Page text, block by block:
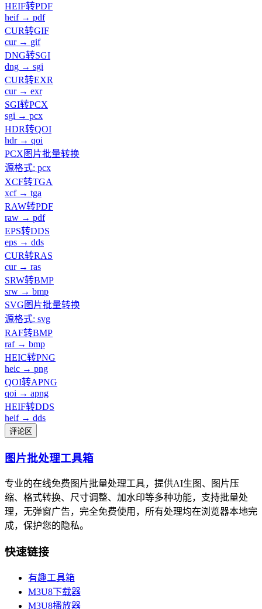
HEIF转PDF
heif → pdf
CUR转GIF
cur → gif
DNG转SGI
dng → sgi
CUR转EXR
cur → exr
SGI转PCX
sgi → pcx
HDR转QOI
hdr → qoi
PCX图片批量转换
源格式: pcx
XCF转TGA
xcf → tga
RAW转PDF
raw → pdf
EPS转DDS
eps → dds
CUR转RAS
cur → ras
SRW转BMP
srw → bmp
SVG图片批量转换
源格式: svg
RAF转BMP
raf → bmp
HEIC转PNG
heic → png
QOI转APNG
qoi → apng
HEIF转DDS
heif → dds
评论区
图片批处理工具箱
专业的在线免费图片批量处理工具，提供AI生图、图片压
缩、格式转换、尺寸调整、加水印等多种功能，支持批量处
理，无弹窗广告，完全免费使用，所有处理均在浏览器本地完
成，保护您的隐私。
快速链接
有趣工具箱
M3U8下载器
M3U8播放器